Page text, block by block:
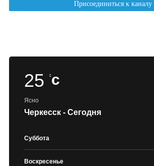
25 c
Ясно
Черкесск - Сегодня
Суббота
Воскресенье